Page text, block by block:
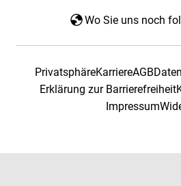
Wo Sie uns noch
PrivatsphäreKarriereAGB
Erklärung zur Barrierefreiheit
Impressum